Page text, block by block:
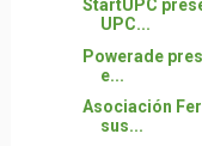
StartUPC
UPC...
Powerade
e...
Asociación
sus...